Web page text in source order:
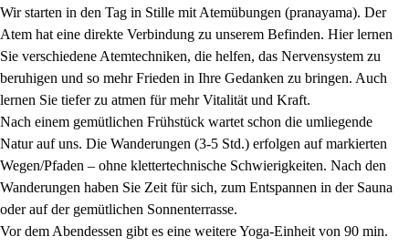
Wir starten in den Tag in Stille mit Atemübungen (pranayama). Der
Atem hat eine direkte Verbindung zu unserem Befinden. Hier lernen
Sie verschiedene Atemtechniken, die helfen, das Nervensystem zu
beruhigen und so mehr Frieden in Ihre Gedanken zu bringen. Auch
lernen Sie tiefer zu atmen für mehr Vitalität und Kraft.
Nach einem gemütlichen Frühstück wartet schon die umliegende
Natur auf uns. Die Wanderungen (3-5 Std.) erfolgen auf markierten
Wegen/Pfaden – ohne klettertechnische Schwierigkeiten. Nach den
Wanderungen haben Sie Zeit für sich, zum Entspannen in der Sauna
oder auf der gemütlichen Sonnenterrasse.
Vor dem Abendessen gibt es eine weitere Yoga-Einheit von 90 min.